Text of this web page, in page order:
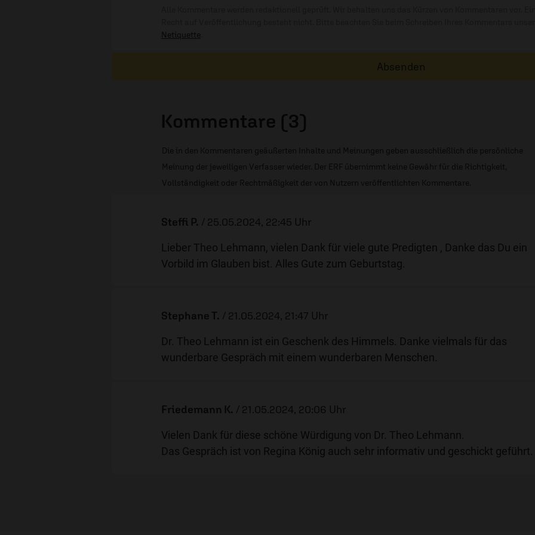
Netiquette
Absenden
Kommentare (3)
Die in den Kommentaren geäußerten Inhalte und Meinungen geben ausschließlich die persönliche
Meinung der jeweiligen Verfasser wieder. Der ERF übernimmt keine Gewähr für die Richtigkeit,
Vollständigkeit oder Rechtmäßigkeit der von Nutzern veröffentlichten Kommentare.
Steffi P. / 25.05.2024, 22:45 Uhr
Lieber Theo Lehmann, vielen Dank für viele gute Predigten , Danke das Du ein
Vorbild im Glauben bist. Alles Gute zum Geburtstag.
Stephane T. / 21.05.2024, 21:47 Uhr
Dr. Theo Lehmann ist ein Geschenk des Himmels. Danke vielmals für das
wunderbare Gespräch mit einem wunderbaren Menschen.
Friedemann K. / 21.05.2024, 20:06 Uhr
Vielen Dank für diese schöne Würdigung von Dr. Theo Lehmann.
Das Gespräch ist von Regina König auch sehr informativ und geschickt geführt.